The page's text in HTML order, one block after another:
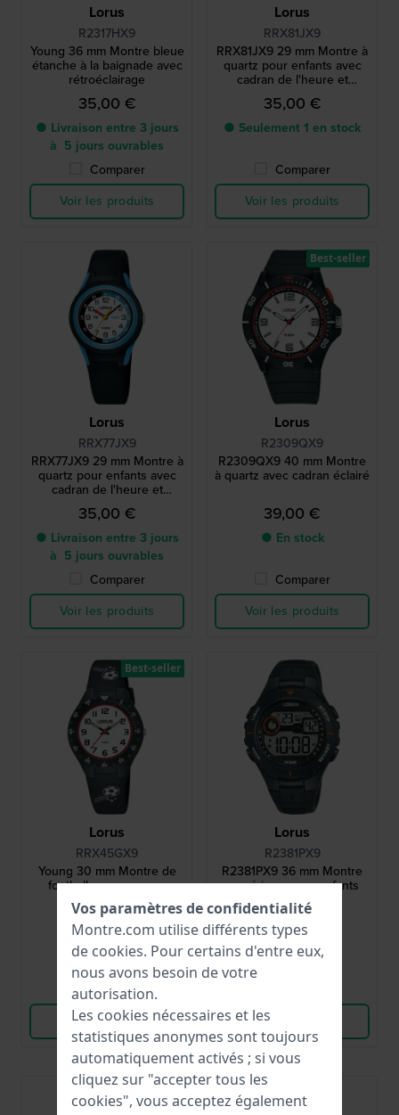
Lorus
R2317HX9
Young 36 mm Montre bleue
étanche à la baignade avec
rétroéclairage
35,00 €
● Livraison entre 3 jours
à 5 jours ouvrables
Comparer
Voir les produits
Lorus
RRX81JX9
RRX81JX9 29 mm Montre à
quartz pour enfants avec
cadran de l'heure et
bracelet en silicone
35,00 €
● Seulement 1 en stock
Comparer
Voir les produits
Lorus
RRX77JX9
RRX77JX9 29 mm Montre à
quartz pour enfants avec
cadran de l'heure et
bracelet en silicone
35,00 €
● Livraison entre 3 jours
à 5 jours ouvrables
Comparer
Voir les produits
Lorus
R2309QX9
R2309QX9 40 mm Montre
à quartz avec cadran éclairé
39,00 €
● En stock
Comparer
Voir les produits
Best-seller
Lorus
RRX45GX9
Young 30 mm Montre de
football pour garçons
35,00 €
● En stock
Comparer
Voir les produits
Best-seller
Lorus
R2381PX9
R2381PX9 36 mm Montre
numérique pour enfants
35,00 €
● En stock
Voir les produits
Vos paramètres de confidentialité
Montre.com utilise différents types
de cookies. Pour certains d'entre eux,
nous avons besoin de votre
autorisation.
Les cookies nécessaires et les
statistiques anonymes sont toujours
automatiquement activés ; si vous
cliquez sur "accepter tous les
cookies", vous acceptez également